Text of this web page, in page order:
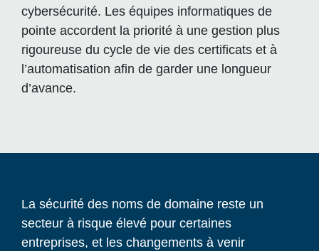
cybersécurité. Les équipes informatiques de
pointe accordent la priorité à une gestion plus
rigoureuse du cycle de vie des certificats et à
l’automatisation afin de garder une longueur
d’avance.
La sécurité des noms de domaine reste un
secteur à risque élevé pour certaines
entreprises, et les changements à venir